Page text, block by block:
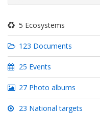
5 Ecosystems
123 Documents
25 Events
27 Photo albums
23 National targets